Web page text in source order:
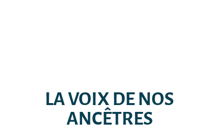
LA VOIX DE NOS
ANCÊTRES